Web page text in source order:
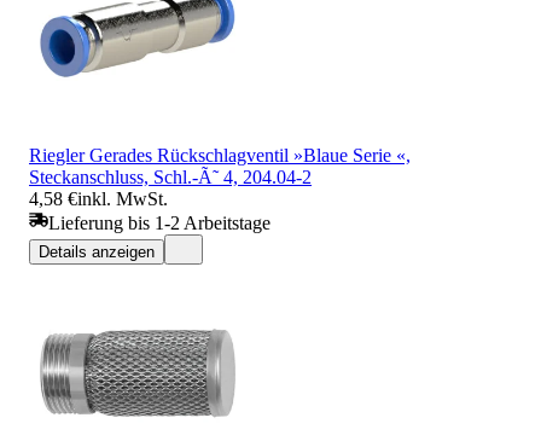
Riegler Gerades Rückschlagventil »Blaue Serie «,
Steckanschluss, Schl.-Ã˜ 4, 204.04-2
4,58 €inkl. MwSt.
Lieferung bis 1-2 Arbeitstage
Details anzeigen